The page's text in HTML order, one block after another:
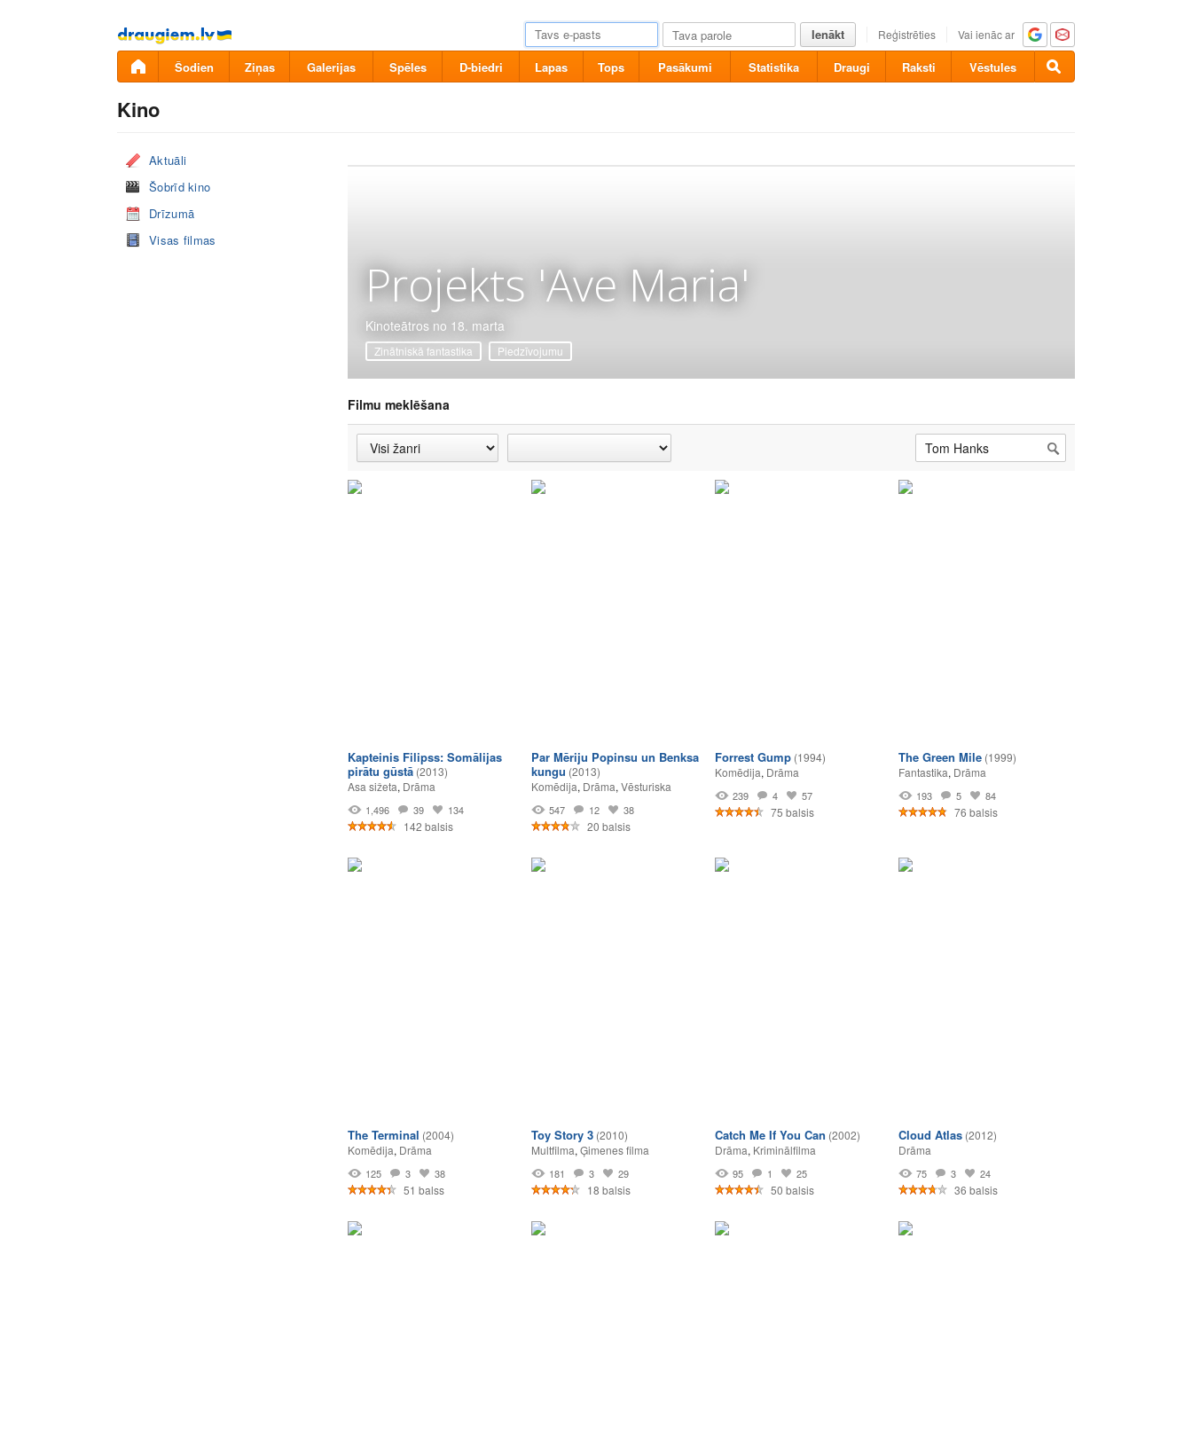
Pāriet
uz
saturu
Ienākt Reģistrēties Vai ienāc ar
Šodien Ziņas Galerijas Spēles D-biedri Lapas Tops Pasākumi Statistika Draugi Raksti Vēstules
Kino
Aktuāli
Šobrīd kino
Drīzumā
Visas filmas
Projekts 'Ave Maria'
Kinoteātros no 18. marta
Zinātniskā fantastika Piedzīvojumu
Filmu meklēšana
Kapteinis Filipss: Somālijas
pirātu gūstā (2013)
Asa sižeta, Drāma
1,496 39 134
142 balsis
Par Mēriju Popinsu un Benksa
kungu (2013)
Komēdija, Drāma, Vēsturiska
547 12 38
20 balsis
Forrest Gump (1994)
Komēdija, Drāma
239 4 57
75 balsis
The Green Mile (1999)
Fantastika, Drāma
193 5 84
76 balsis
The Terminal (2004)
Komēdija, Drāma
125 3 38
51 balss
Toy Story 3 (2010)
Multfilma, Ģimenes filma
181 3 29
18 balsis
Catch Me If You Can (2002)
Drāma, Kriminālfilma
95 1 25
50 balsis
Cloud Atlas (2012)
Drāma
75 3 24
36 balsis